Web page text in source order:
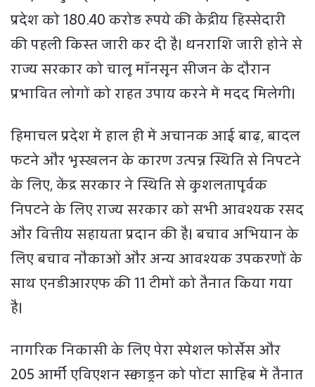
प्रदेश को 180.40 करोड़ रुपये की केंद्रीय हिस्सेदारी
की पहली किस्त जारी कर दी है। धनराशि जारी होने से
राज्य सरकार को चालू मॉनसून सीजन के दौरान
प्रभावित लोगों को राहत उपाय करने में मदद मिलेगी।
हिमाचल प्रदेश में हाल ही में अचानक आई बाढ़, बादल
फटने और भूस्खलन के कारण उत्पन्न स्थिति से निपटने
के लिए, केंद्र सरकार ने स्थिति से कुशलतापूर्वक
निपटने के लिए राज्य सरकार को सभी आवश्यक रसद
और वित्तीय सहायता प्रदान की है। बचाव अभियान के
लिए बचाव नौकाओं और अन्य आवश्यक उपकरणों के
साथ एनडीआरएफ की 11 टीमों को तैनात किया गया
है।
नागरिक निकासी के लिए पेरा स्पेशल फोर्सेस और
205 आर्मी एविएशन स्क्वाड्रन को पोंटा साहिब में तैनात